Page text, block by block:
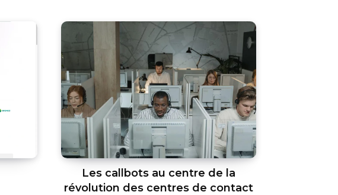
Les callbots au centre de la
révolution des centres de contact